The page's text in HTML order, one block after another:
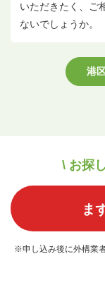
いただきたく、ご
ないでしょうか。
港
\ お探
ま
※申し込み後に外構業